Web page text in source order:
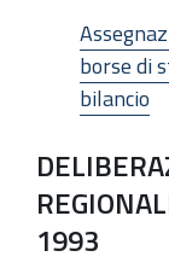
borse di
bilancio
1993